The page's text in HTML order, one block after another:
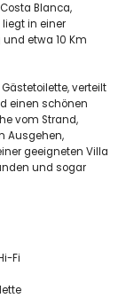
Blanca,
liegt in einer
etwa 10 Km
verteilt
einen schönen
vom Strand,
Ausgehen,
geeigneten Villa
und sogar
Fi